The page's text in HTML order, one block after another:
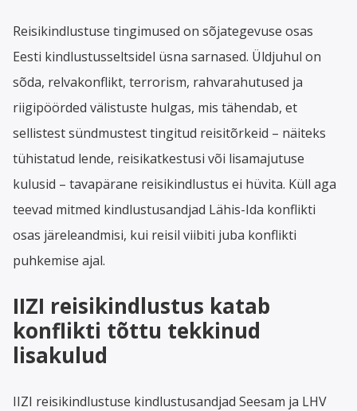
Reisikindlustuse tingimused on sõjategevuse osas
Eesti kindlustusseltsidel üsna sarnased. Üldjuhul on
sõda, relvakonflikt, terrorism, rahvarahutused ja
riigipöörded välistuste hulgas, mis tähendab, et
sellistest sündmustest tingitud reisitõrkeid – näiteks
tühistatud lende, reisikatkestusi või lisamajutuse
kulusid – tavapärane reisikindlustus ei hüvita. Küll aga
teevad mitmed kindlustusandjad Lähis-Ida konflikti
osas järeleandmisi, kui reisil viibiti juba konflikti
puhkemise ajal.
IIZI reisikindlustus katab
konflikti tõttu tekkinud
lisakulud
IIZI reisikindlustuse kindlustusandjad Seesam ja LHV